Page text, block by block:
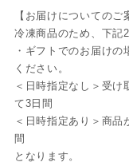
【お届けについてのご
冷凍商品のため、下記
・ギフトでのお届け
ください。
＜日時指定なし＞受け
て3日間
＜日時指定あり＞商品
間
となります。